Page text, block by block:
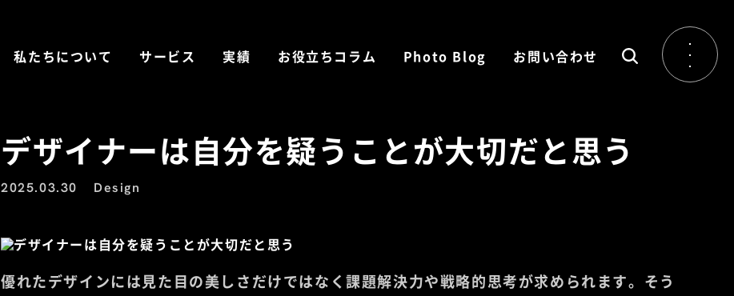
私たちについて サービス 実績 お役立ちコラム Photo Blog お問い合わせ
デザイナーは自分を疑うことが大切だと思う
2025.03.30 Design
優れたデザインには見た目の美しさだけではなく課題解決力や戦略的思考が求められます。そう